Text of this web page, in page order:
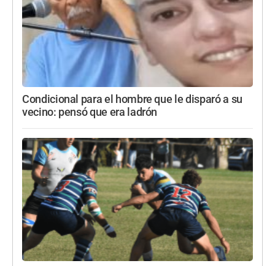
Condicional para el hombre que le disparó a su
vecino: pensó que era ladrón